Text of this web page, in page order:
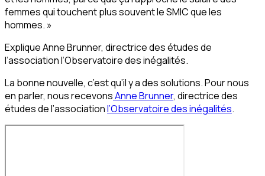
femmes qui touchent plus souvent le SMIC que les
hommes. »
Explique Anne Brunner, directrice des études de
l’association l’Observatoire des inégalités.
La bonne nouvelle, c’est qu’il y a des solutions. Pour nous
en parler, nous recevonsAnne Brunner, directrice des
études de l’associationl’Observatoire des inégalités.